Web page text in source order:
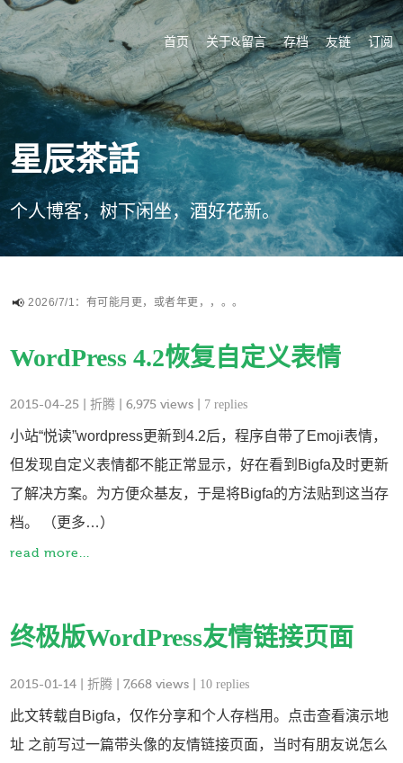
首页 关于&留言 存档 友链 订阅
星辰茶話
个人博客，树下闲坐，酒好花新。
2026/7/1：有可能月更，或者年更，，。。
WordPress 4.2恢复自定义表情
2015-04-25 |折腾 | 6,975 views | 7 replies
小站“悦读”wordpress更新到4.2后，程序自带了Emoji表情，
但发现自定义表情都不能正常显示，好在看到Bigfa及时更新
了解决方案。为方便众基友，于是将Bigfa的方法贴到这当存
档。 （更多…）
read more...
终极版WordPress友情链接页面
2015-01-14 |折腾 | 7,668 views | 10 replies
此文转载自Bigfa，仅作分享和个人存档用。点击查看演示地
址 之前写过一篇带头像的友情链接页面，当时有朋友说怎么